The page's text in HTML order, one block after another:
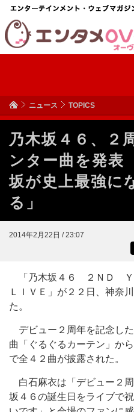
ニュース TOPICS
乃木坂４６、２
ンター曲を発
坂が史上最強に
る」
2014年2月22日 / 23:07
「乃木坂４６ ２ＮＤ
ＬＩＶＥ」が２２日、神奈
た。
デビュー２周年を記念し
曲「ぐるぐるカーテン」か
で全４２曲が披露された。
白石麻衣は「デビュー２
坂４６の誕生日をライブで